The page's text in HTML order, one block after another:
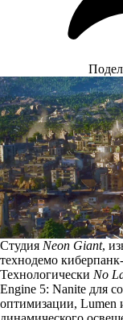
Студия Neon Giant,
технодемо
Технологически No
Engine 5: Nanite для
оптимизации, Lumen